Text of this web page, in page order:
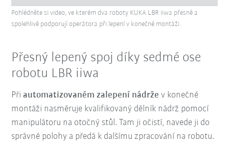
Pohlédněte si video, ve kterém dva roboty KUKA LBR iiwa přesně a
spolehlivě podporují operátora při lepení v konečné montáži.
Přesný lepený spoj díky sedmé ose
robotu LBR iiwa
Přiautomatizovaném zalepení nádrže v konečné
montáži nasměruje kvalifikovaný dělník nádrž pomocí
manipulátoru na otočný stůl. Tam ji očistí, navede ji do
správné polohy a předá k dalšímu zpracování na robotu.